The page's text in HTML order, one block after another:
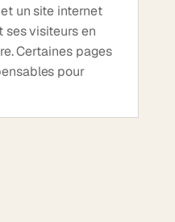
un site internet
ses visiteurs en
Certaines pages
pour